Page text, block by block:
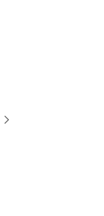
ンハウス
デルハウス見学会・
です。 ぜひお気軽に
せ。